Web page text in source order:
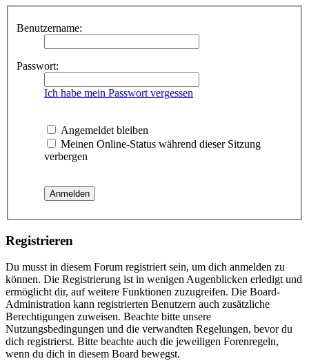
Benutzername:
Passwort:
Ich habe mein Passwort vergessen
Angemeldet bleiben
Meinen Online-Status während dieser Sitzung
verbergen
Registrieren
Du musst in diesem Forum registriert sein, um dich anmelden zu
können. Die Registrierung ist in wenigen Augenblicken erledigt und
ermöglicht dir, auf weitere Funktionen zuzugreifen. Die Board-
Administration kann registrierten Benutzern auch zusätzliche
Berechtigungen zuweisen. Beachte bitte unsere
Nutzungsbedingungen und die verwandten Regelungen, bevor du
dich registrierst. Bitte beachte auch die jeweiligen Forenregeln,
wenn du dich in diesem Board bewegst.